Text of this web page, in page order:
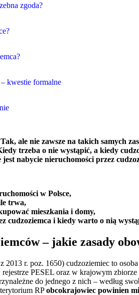
zgoda?
kwestie formalne
ale nie zawsze na takich samych
trzeba o nie wystąpić, a kiedy
nabycie nieruchomości przez
w Polsce,
trwa,
mieszkania i domy,
cudzoziemca i kiedy warto o nią
– jakie zasady
r. poz. 1650) cudzoziemiec to
PESEL oraz w krajowym
do jednego z nich – według
RPobcokrajowiec powinien